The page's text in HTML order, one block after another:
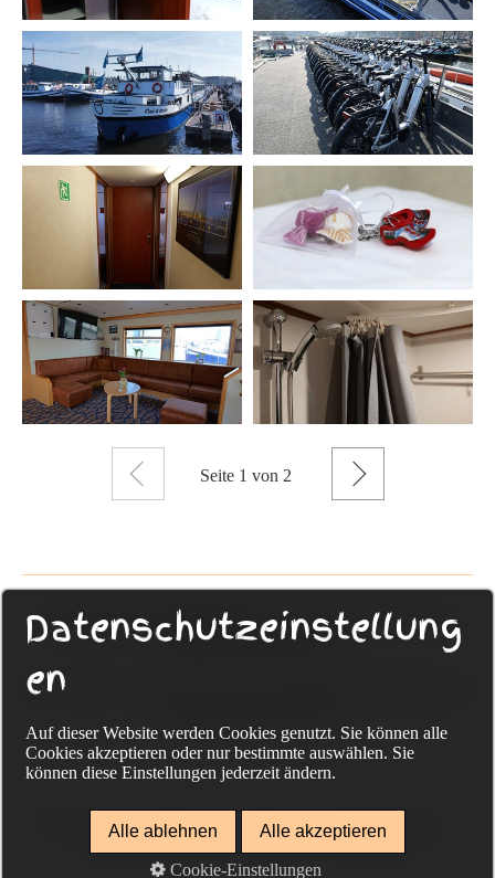
Zurück
Seite 1 von 2
Sackmann FahrradreisenEckenerweg 20, 72336
Balingen, Deutschland
Tel. +49-(0) 74 33-96 75 322, www.sackmann-fahrradreisen.de,
Datenschutz Impressum Kontakt
individuelle Reisen
Gruppenreisen
Rad und Schiff Reiseschutz
Datenschutzeinstellung
en
Auf dieser Website werden Cookies genutzt. Sie können alle
Cookies akzeptieren oder nur bestimmte auswählen. Sie
können diese Einstellungen jederzeit ändern.
Alle ablehnen Alle akzeptieren
Cookie-Einstellungen